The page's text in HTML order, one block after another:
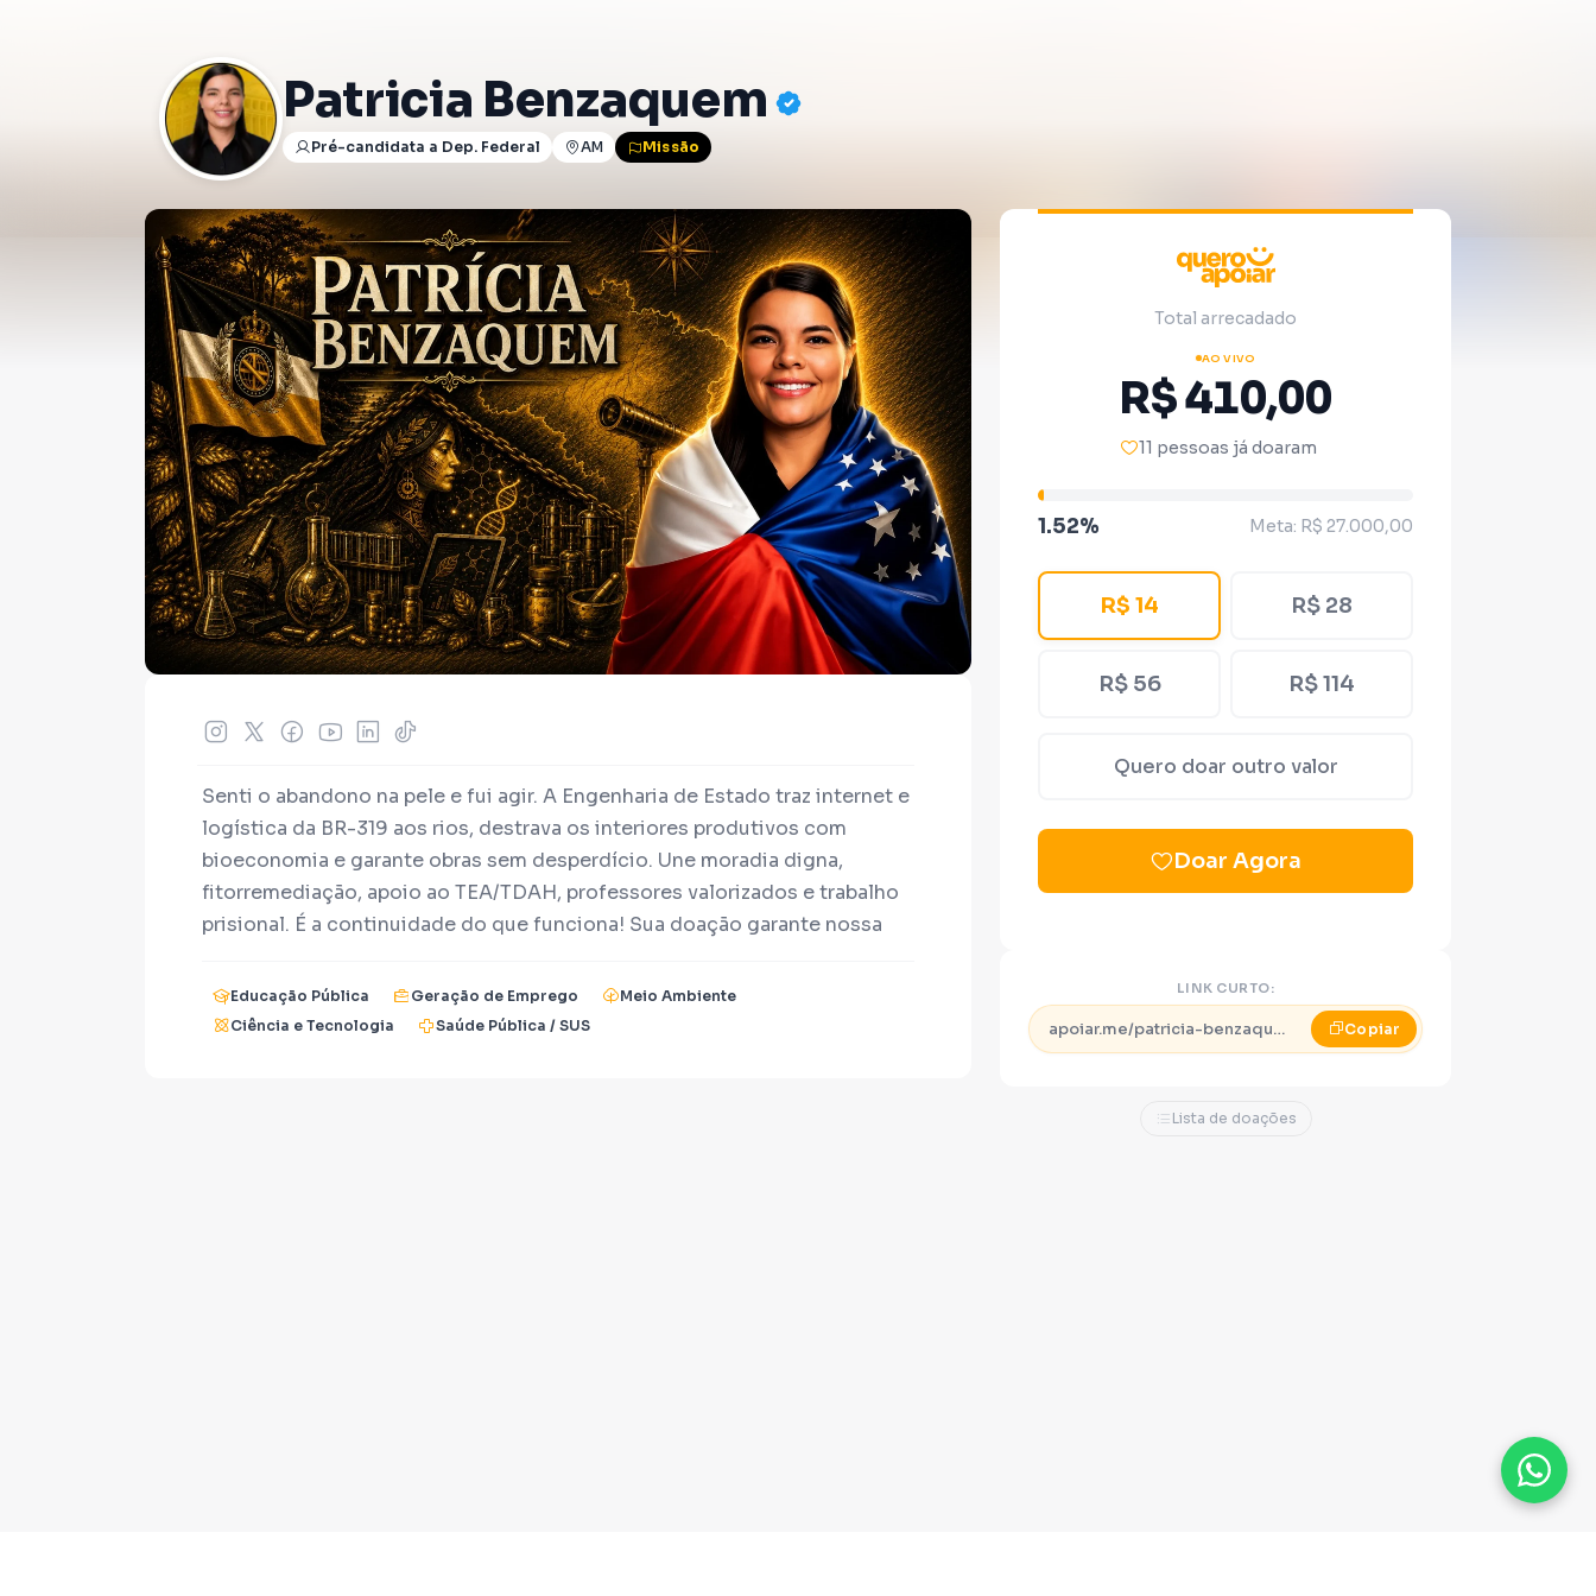
Patricia Benzaquem
Pré-candidata a Dep. Federal AM Missão
Senti o abandono na pele e fui agir. A Engenharia de Estado traz internet e
logística da BR-319 aos rios, destrava os interiores produtivos com
bioeconomia e garante obras sem desperdício. Une moradia digna,
fitorremediação, apoio ao TEA/TDAH, professores valorizados e trabalho
prisional. É a continuidade do que funciona! Sua doação garante nossa
Educação Pública Geração de Emprego
Meio Ambiente
Ciência e Tecnologia
Saúde Pública / SUS
Total arrecadado
AO VIVO
R$ 410,00
11 pessoas já doaram
1.52% Meta: R$ 27.000,00
R$ 14 R$ 28
R$ 56 R$ 114
Quero doar outro valor
Doar Agora
LINK CURTO:
apoiar.me/patricia-benzaquem Copiar
Lista de doações